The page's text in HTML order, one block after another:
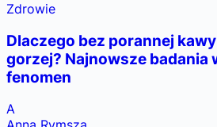
Zdrowie
Dlaczego bez porannej
gorzej? Najnowsze badania
fenomen
A